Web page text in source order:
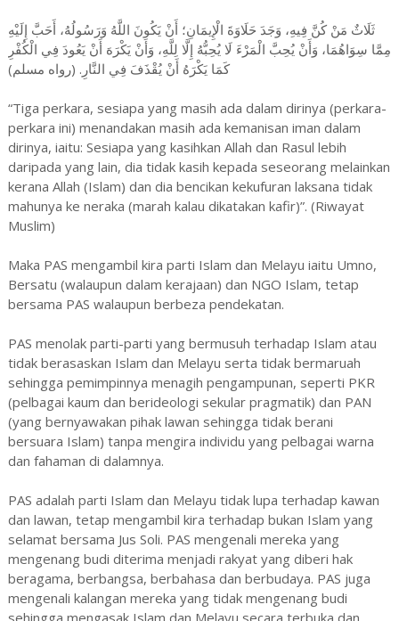
ثَلَاثٌ مَنْ كُنَّ فِيهِ، وَجَدَ حَلَاوَةَ الْإِيمَانِ؛ أَنْ يَكُونَ اللَّهُ وَرَسُولُهُ، أَحَبَّ إِلَيْهِ
مِمَّا سِوَاهُمَا، وَأَنْ يُحِبَّ الْمَرْءَ لَا يُحِبُّهُ إِلَّا لِلَّهِ، وَأَنْ يَكْرَهَ أَنْ يَعُودَ فِي الْكُفْرِ
كَمَا يَكْرَهُ أَنْ يُقْذَفَ فِي النَّارِ. (رواه مسلم)
“Tiga perkara, sesiapa yang masih ada dalam dirinya (perkara-
perkara ini) menandakan masih ada kemanisan iman dalam
dirinya, iaitu: Sesiapa yang kasihkan Allah dan Rasul lebih
daripada yang lain, dia tidak kasih kepada seseorang melainkan
kerana Allah (Islam) dan dia bencikan kekufuran laksana tidak
mahunya ke neraka (marah kalau dikatakan kafir)”. (Riwayat
Muslim)
Maka PAS mengambil kira parti Islam dan Melayu iaitu Umno,
Bersatu (walaupun dalam kerajaan) dan NGO Islam, tetap
bersama PAS walaupun berbeza pendekatan.
PAS menolak parti-parti yang bermusuh terhadap Islam atau
tidak berasaskan Islam dan Melayu serta tidak bermaruah
sehingga pemimpinnya menagih pengampunan, seperti PKR
(pelbagai kaum dan berideologi sekular pragmatik) dan PAN
(yang bernyawakan pihak lawan sehingga tidak berani
bersuara Islam) tanpa mengira individu yang pelbagai warna
dan fahaman di dalamnya.
PAS adalah parti Islam dan Melayu tidak lupa terhadap kawan
dan lawan, tetap mengambil kira terhadap bukan Islam yang
selamat bersama Jus Soli. PAS mengenali mereka yang
mengenang budi diterima menjadi rakyat yang diberi hak
beragama, berbangsa, berbahasa dan berbudaya. PAS juga
mengenali kalangan mereka yang tidak mengenang budi
sehingga mengasak Islam dan Melayu secara terbuka dan